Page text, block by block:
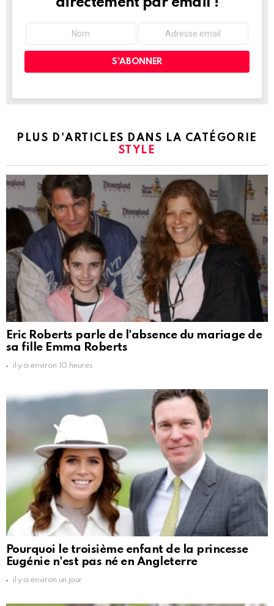
PLUS D'ARTICLES DANS LA CATÉGORIE
STYLE
Eric Roberts parle de l'absence du mariage de
sa fille Emma Roberts
il y a environ 10 heures
Pourquoi le troisième enfant de la princesse
Eugénie n'est pas né en Angleterre
il y a environ un jour